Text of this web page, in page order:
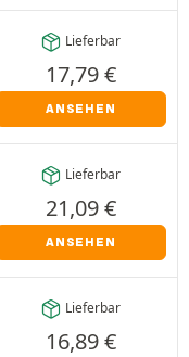
Lieferbar
17,79€
ANSEHEN
Lieferbar
21,09€
ANSEHEN
Lieferbar
16,89€